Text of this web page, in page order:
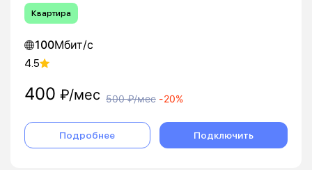
Квартира
100Мбит/с
4.5
400 ₽/мес 500₽/мес -20%
Подробнее Подключить